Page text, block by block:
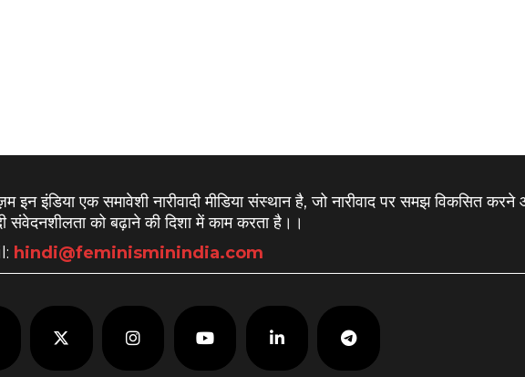
इन इंडिया एक समावेशी नारीवादी मीडिया संस्थान है, जो नारीवाद पर समझ विकसित
संवेदनशीलता को बढ़ाने की दिशा में काम करता है। ।
hindi@feminisminindia.com